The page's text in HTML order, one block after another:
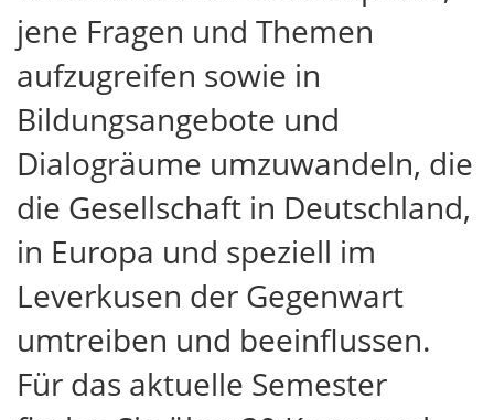
jene Fragen und Themen
aufzugreifen sowie in
Bildungsangebote und
Dialogräume umzuwandeln, die
die Gesellschaft in Deutschland,
in Europa und speziell im
Leverkusen der Gegenwart
umtreiben und beeinflussen.
Für das aktuelle Semester